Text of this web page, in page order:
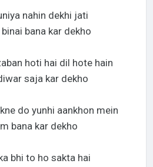
nahin dekhi jati
bana kar dekho
hoti hai dil hote hain
saja kar dekho
do yunhi aankhon mein
bana kar dekho
bhi to ho sakta hai